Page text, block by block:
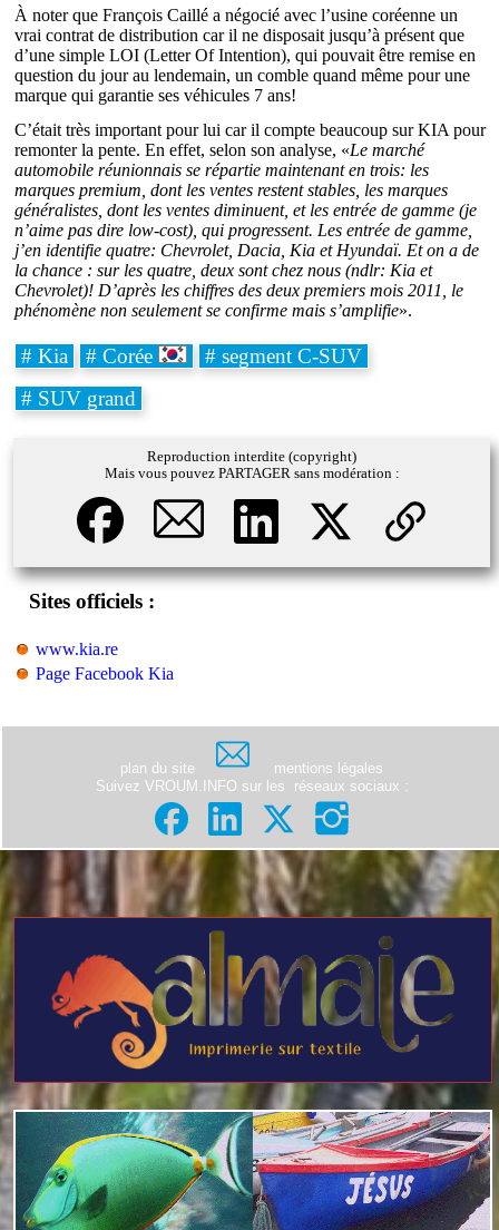
À noter que François Caillé a négocié avec l’usine coréenne un
vrai contrat de distribution car il ne disposait jusqu’à présent que
d’une simple LOI (Letter Of Intention), qui pouvait être remise en
question du jour au lendemain, un comble quand même pour une
marque qui garantie ses véhicules 7 ans!
C’était très important pour lui car il compte beaucoup sur KIA pour
remonter la pente. En effet, selon son analyse, «Le marché
automobile réunionnais se répartie maintenant en trois: les
marques premium, dont les ventes restent stables, les marques
généralistes, dont les ventes diminuent, et les entrée de gamme (je
n’aime pas dire low-cost), qui progressent. Les entrée de gamme,
j’en identifie quatre: Chevrolet, Dacia, Kia et Hyundaï. Et on a de
la chance : sur les quatre, deux sont chez nous (ndlr: Kia et
Chevrolet)! D’après les chiffres des deux premiers mois 2011, le
phénomène non seulement se confirme mais s’amplifie».
# Kia # Corée
# segment C-SUV
# SUV grand
Reproduction interdite (copyright)
Mais vous pouvez PARTAGER sans modération :
Sites officiels :
www.kia.re
Page Facebook Kia
plan du site
mentions légales
Suivez VROUM.INFO sur les
réseaux sociaux :